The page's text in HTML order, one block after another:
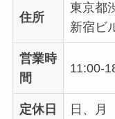
住所
東京都
新宿ビ
営業時
間
11:00-
定休日 日、月